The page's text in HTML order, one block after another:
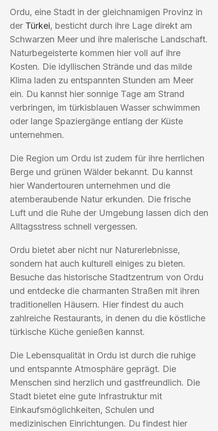
Ordu, eine Stadt in der gleichnamigen Provinz in
der Türkei, besticht durch ihre Lage direkt am
Schwarzen Meer und ihre malerische Landschaft.
Naturbegeisterte kommen hier voll auf ihre
Kosten. Die idyllischen Strände und das milde
Klima laden zu entspannten Stunden am Meer
ein. Du kannst hier sonnige Tage am Strand
verbringen, im türkisblauen Wasser schwimmen
oder lange Spaziergänge entlang der Küste
unternehmen.
Die Region um Ordu ist zudem für ihre herrlichen
Berge und grünen Wälder bekannt. Du kannst
hier Wandertouren unternehmen und die
atemberaubende Natur erkunden. Die frische
Luft und die Ruhe der Umgebung lassen dich den
Alltagsstress schnell vergessen.
Ordu bietet aber nicht nur Naturerlebnisse,
sondern hat auch kulturell einiges zu bieten.
Besuche das historische Stadtzentrum von Ordu
und entdecke die charmanten Straßen mit ihren
traditionellen Häusern. Hier findest du auch
zahlreiche Restaurants, in denen du die köstliche
türkische Küche genießen kannst.
Die Lebensqualität in Ordu ist durch die ruhige
und entspannte Atmosphäre geprägt. Die
Menschen sind herzlich und gastfreundlich. Die
Stadt bietet eine gute Infrastruktur mit
Einkaufsmöglichkeiten, Schulen und
medizinischen Einrichtungen. Du findest hier